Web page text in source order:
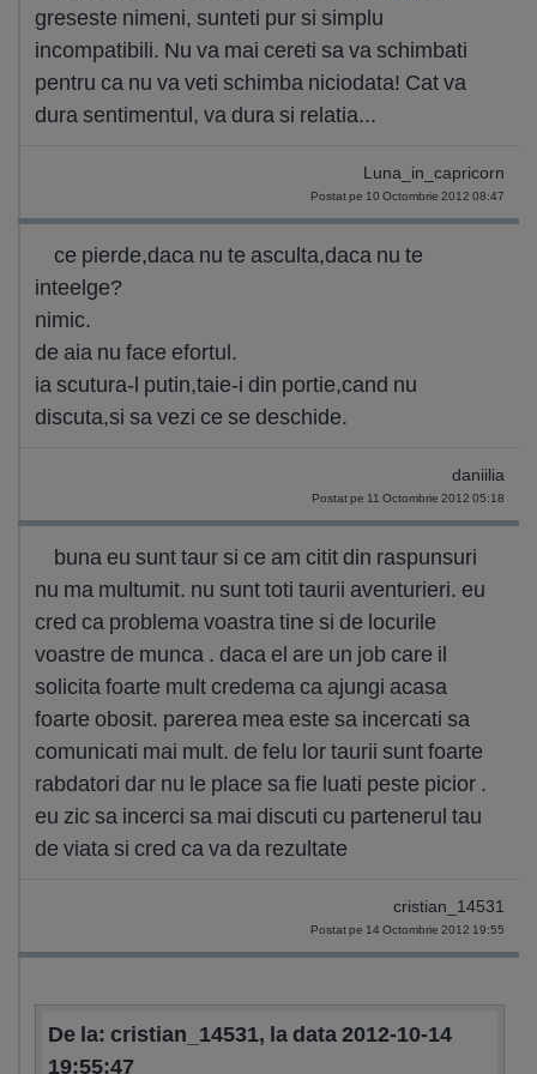
greseste nimeni, sunteti pur si simplu
incompatibili. Nu va mai cereti sa va schimbati
pentru ca nu va veti schimba niciodata! Cat va
dura sentimentul, va dura si relatia...
Luna_in_capricorn
Postat pe 10 Octombrie 2012 08:47
ce pierde,daca nu te asculta,daca nu te
inteelge?
nimic.
de aia nu face efortul.
ia scutura-l putin,taie-i din portie,cand nu
discuta,si sa vezi ce se deschide.
daniilia
Postat pe 11 Octombrie 2012 05:18
buna eu sunt taur si ce am citit din raspunsuri
nu ma multumit. nu sunt toti taurii aventurieri. eu
cred ca problema voastra tine si de locurile
voastre de munca . daca el are un job care il
solicita foarte mult credema ca ajungi acasa
foarte obosit. parerea mea este sa incercati sa
comunicati mai mult. de felu lor taurii sunt foarte
rabdatori dar nu le place sa fie luati peste picior .
eu zic sa incerci sa mai discuti cu partenerul tau
de viata si cred ca va da rezultate
cristian_14531
Postat pe 14 Octombrie 2012 19:55
De la: cristian_14531, la data 2012-10-14
19:55:47